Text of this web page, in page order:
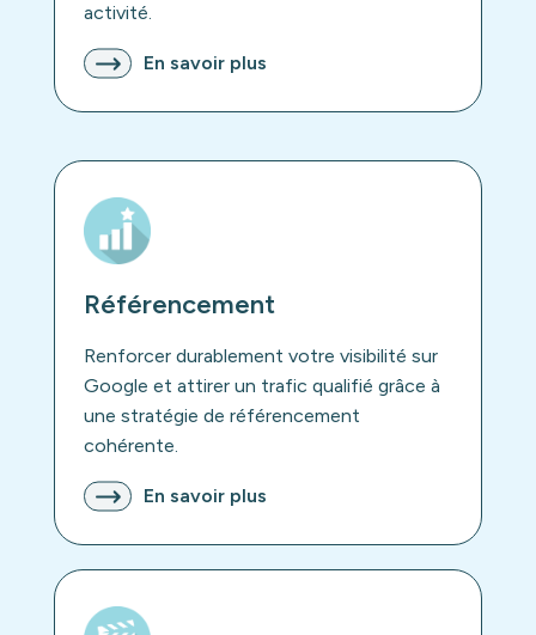
activité.
En savoir plus
Référencement
Renforcer durablement votre visibilité sur
Google et attirer un trafic qualifié grâce à
une stratégie de référencement
cohérente.
En savoir plus